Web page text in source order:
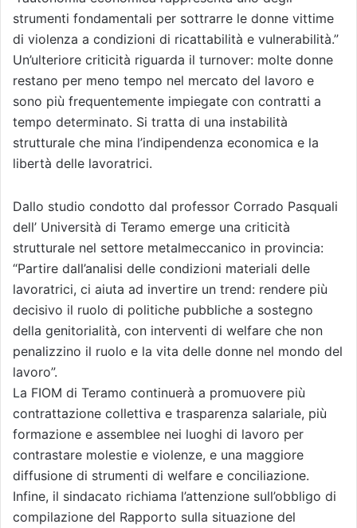
strumenti fondamentali per sottrarre le donne vittime
di violenza a condizioni di ricattabilità e vulnerabilità.”
Un’ulteriore criticità riguarda il turnover: molte donne
restano per meno tempo nel mercato del lavoro e
sono più frequentemente impiegate con contratti a
tempo determinato. Si tratta di una instabilità
strutturale che mina l’indipendenza economica e la
libertà delle lavoratrici.
Dallo studio condotto dal professor Corrado Pasquali
dell’ Università di Teramo emerge una criticità
strutturale nel settore metalmeccanico in provincia:
“Partire dall’analisi delle condizioni materiali delle
lavoratrici, ci aiuta ad invertire un trend: rendere più
decisivo il ruolo di politiche pubbliche a sostegno
della genitorialità, con interventi di welfare che non
penalizzino il ruolo e la vita delle donne nel mondo del
lavoro”.
La FIOM di Teramo continuerà a promuovere più
contrattazione collettiva e trasparenza salariale, più
formazione e assemblee nei luoghi di lavoro per
contrastare molestie e violenze, e una maggiore
diffusione di strumenti di welfare e conciliazione.
Infine, il sindacato richiama l’attenzione sull’obbligo di
compilazione del Rapporto sulla situazione del